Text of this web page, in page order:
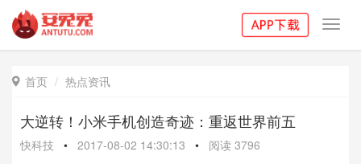
 首页 热点资讯
大逆转！小米手机创造奇迹：重返世界前五
快科技 • 2017-08-02 14:30:13 • 阅读 3796